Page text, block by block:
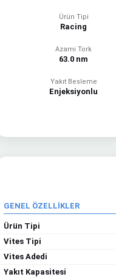
Ürün Tipi
Racing
Azami Tork
63.0 nm
Yakıt Besleme
Enjeksiyonlu
GENEL ÖZELLİKLER
Ürün Tipi
Vites Tipi
Vites Adedi
Yakıt Kapasitesi